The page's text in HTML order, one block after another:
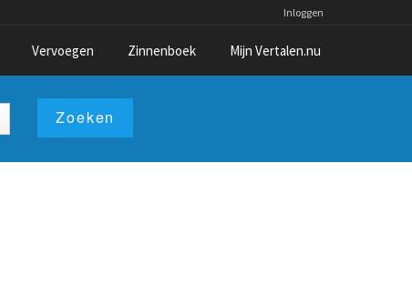
Inloggen
Vervoegen Zinnenboek Mijn Vertalen.nu